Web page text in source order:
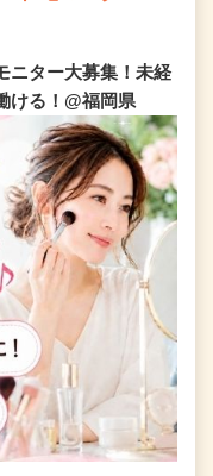
ニター大募集！未経
ける！@福岡県